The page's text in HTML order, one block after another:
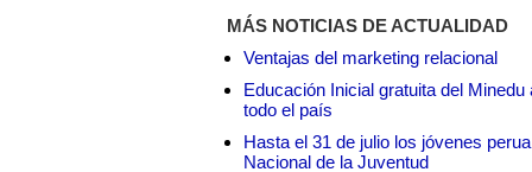
MÁS NOTICIAS DE ACTUALIDAD
Ventajas del marketing relacional
Educación Inicial gratuita del
todo el país
Hasta el 31 de julio los jóvenes
Nacional de la Juventud